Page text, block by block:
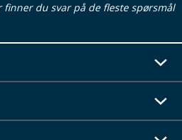
finner du svar på de fleste spørsmål